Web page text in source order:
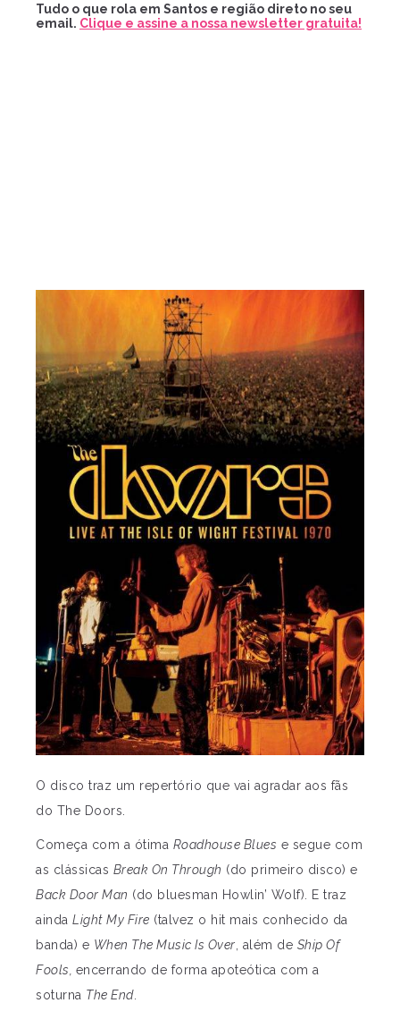
Tudo o que rola em Santos e região direto no seu
email. Clique e assine a nossa newsletter gratuita!
O disco traz um repertório que vai agradar aos fãs
do The Doors.
Começa com a ótima Roadhouse Blues e segue com
as clássicas Break On Through (do primeiro disco) e
Back Door Man (do bluesman Howlin’ Wolf). E traz
ainda Light My Fire (talvez o hit mais conhecido da
banda) e When The Music Is Over , além de Ship Of
Fools, encerrando de forma apoteótica com a
soturna The End.